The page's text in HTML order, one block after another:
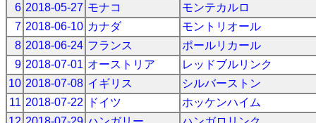
6 2018-05-27 モナコ
モンテカルロ
7 2018-06-10 カナダ
モントリオール
8 2018-06-24 フランス
ポールリカール
9 2018-07-01 オーストリア
レッドブルリンク
10 2018-07-08 イギリス
シルバーストン
11 2018-07-22 ドイツ
ホッケンハイム